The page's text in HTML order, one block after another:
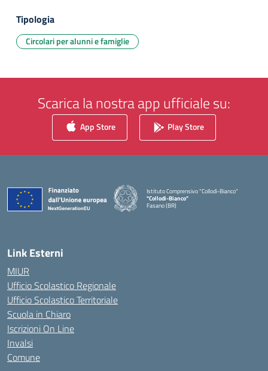
Tipologia
Circolari per alunni e famiglie
Scarica la nostra app ufficiale su:
App Store Play Store
Istituto Comprensivo "Collodi-Bianco"
"Collodi-Bianco"
Fasano (BR)
Link Esterni
MIUR
Ufficio Scolastico Regionale
Ufficio Scolastico Territoriale
Scuola in Chiaro
Iscrizioni On Line
Invalsi
Comune